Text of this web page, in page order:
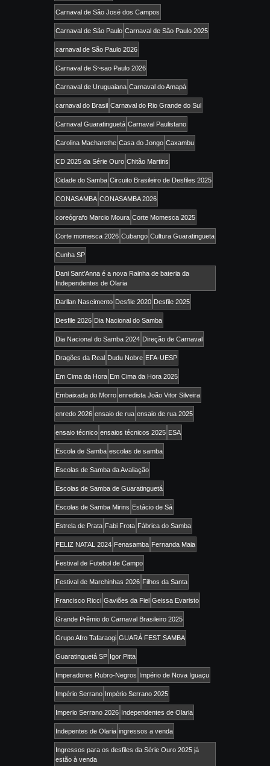
Carnaval de São José dos Campos
Carnaval de São Paulo Carnaval de São Paulo 2025
carnaval de São Paulo 2026
Carnaval de S~sao Paulo 2026
Carnaval de Uruguaiana Carnaval do Amapá
carnaval do Brasil Carnaval do Rio Grande do Sul
Carnaval Guaratinguetá Carnaval Paulistano
Carolina Macharethe Casa do Jongo Caxambu
CD 2025 da Série Ouro Chitão Martins
Cidade do Samba Circuito Brasileiro de Desfiles 2025
CONASAMBA CONASAMBA 2026
coreógrafo Marcio Moura Corte Momesca 2025
Corte momesca 2026 Cubango Cultura Guaratingueta
Cunha SP
Dani Sant’Anna é a nova Rainha de bateria da
Independentes de Olaria
Darllan Nascimento Desfile 2020 Desfile 2025
Desfile 2026 Dia Nacional do Samba
Dia Nacional do Samba 2024 Direção de Carnaval
Dragões da Real Dudu Nobre EFA-UESP
Em Cima da Hora Em Cima da Hora 2025
Embaixada do Morro enredista João Vitor Silveira
enredo 2026 ensaio de rua ensaio de rua 2025
ensaio técnico ensaios técnicos 2025 ESA
Escola de Samba escolas de samba
Escolas de Samba da Avaliação
Escolas de Samba de Guaratinguetá
Escolas de Samba Mirins Estácio de Sá
Estrela de Prata Fabi Frota Fábrica do Samba
FELIZ NATAL 2024 Fenasamba Fernanda Maia
Festival de Futebol de Campo
Festival de Marchinhas 2026 Filhos da Santa
Francisco Ricci Gaviões da Fiel Geissa Evaristo
Grande Prêmio do Carnaval Brasileiro 2025
Grupo Afro Tafaraogi GUARÁ FEST SAMBA
Guaratinguetá SP Igor Pitta
Imperadores Rubro-Negros Império de Nova Iguaçu
Império Serrano Império Serrano 2025
Imperio Serrano 2026 Independentes de Olaria
Indepentes de Olaria ingressos a venda
Ingressos para os desfiles da Série Ouro 2025 já
estão à venda